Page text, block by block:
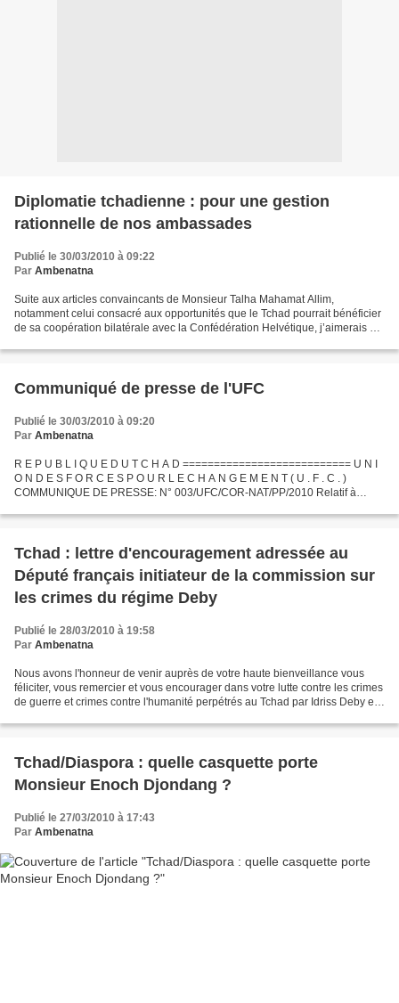
Diplomatie tchadienne : pour une gestion
rationnelle de nos ambassades
Publié le 30/03/2010 à 09:22
Par Ambenatna
Suite aux articles convaincants de Monsieur Talha Mahamat Allim,
notamment celui consacré aux opportunités que le Tchad pourrait bénéficier
de sa coopération bilatérale avec la Confédération Helvétique, j’aimerais à
Communiqué de presse de l'UFC
Publié le 30/03/2010 à 09:20
Par Ambenatna
R E P U B L I Q U E D U T C H A D =========================== U N I
O N D E S F O R C E S P O U R L E C H A N G E M E N T ( U . F . C . )
COMMUNIQUE DE PRESSE: N° 003/UFC/COR-NAT/PP/2010 Relatif à
Tchad : lettre d'encouragement adressée au
Député français initiateur de la commission sur
les crimes du régime Deby
Publié le 28/03/2010 à 19:58
Par Ambenatna
Nous avons l'honneur de venir auprès de votre haute bienveillance vous
féliciter, vous remercier et vous encourager dans votre lutte contre les crimes
de guerre et crimes contre l'humanité perpétrés au Tchad par Idriss Deby et
Tchad/Diaspora : quelle casquette porte
Monsieur Enoch Djondang ?
Publié le 27/03/2010 à 17:43
Par Ambenatna